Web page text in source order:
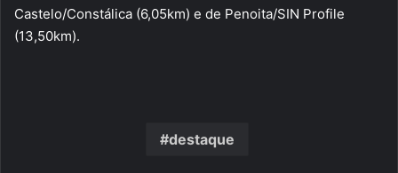
Castelo/Constálica (6,05km) e de Penoita/SIN Profile
(13,50km).
destaque